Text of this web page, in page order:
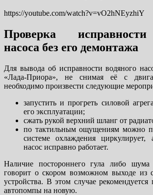
https://youtube.com/watch?v=vO2hNEyzhiY
Проверка
насоса без его демонтажа
Для вывода об исправности водяного
«Лада-Приора», не снимая её с
необходимо произвести следующие
запустить и прогреть силовой
его эксплуатации;
сжать рукой верхний шланг от
по тактильным ощущениям можно
системе охлаждения циркулирует,
насос исправно работает.
Наличие постороннего гула либо
говорит о скором возможном выходе из
устройства. В этом случае рекомендуется
автопомпы на новую.